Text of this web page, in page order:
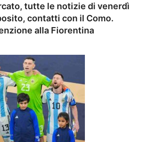
tutte le notizie di venerdì
contatti con il Como.
alla Fiorentina